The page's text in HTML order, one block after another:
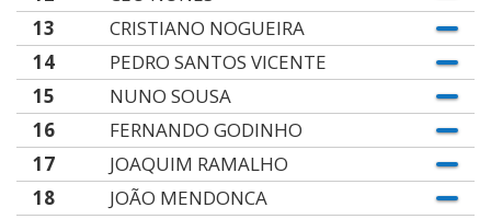
13
CRISTIANO NOGUEIRA
14
PEDRO SANTOS VICENTE
15
NUNO SOUSA
16
FERNANDO GODINHO
17
JOAQUIM RAMALHO
18
JOÃO MENDONCA